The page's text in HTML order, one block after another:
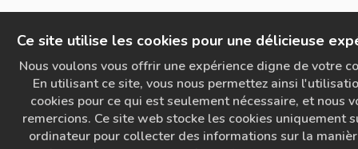
Ce site utilise les cookies pour une délicieuse
Nous voulons vous offrir une expérience digne de votre
En utilisant ce site, vous nous permettez ainsi
cookies pour ce qui est seulement nécessaire, et nous
remercions. Ce site web stocke les cookies uniquement
ordinateur pour collecter des informations sur la